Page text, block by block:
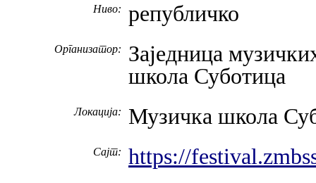
Ниво: републичко
Организатор:
Заједница
школа Суботица
Локација: Музичка школа
Сајт: https://